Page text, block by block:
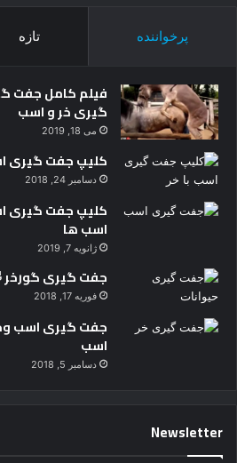
پرخواننده تازه
فیلم کامل جفت
گیری خر و اسب
می 18, 2019
کلیپ جفت گیری
دسامبر 24, 2018
کلیپ جفت گیری
اسب ها
ژانویه 7, 2019
جفت گیری گورخر
فوریه 17, 2018
جفت گیری اسب
اسب
دسامبر 5, 2018
Newsletter